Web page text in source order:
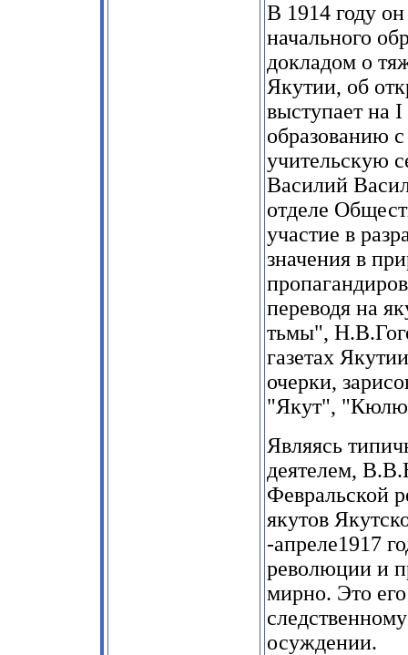
В 1914 году
начального
докладом о
Якутии, об
выступает на I
образованию
учительскую
Василий
отделе
участие в
значения в
переводя на
тьмы",
газетах
очерки,
"Якут", "
Являясь
деятелем,
Февральской
якутов
-апреле1917
революции и
мирно. Это
осуждении.